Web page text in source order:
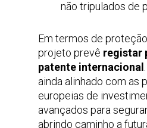
não tripulados de
Em termos de
projeto prevê registar
patente internacional
ainda alinhado com as
europeias de
avançados para
abrindo caminho a